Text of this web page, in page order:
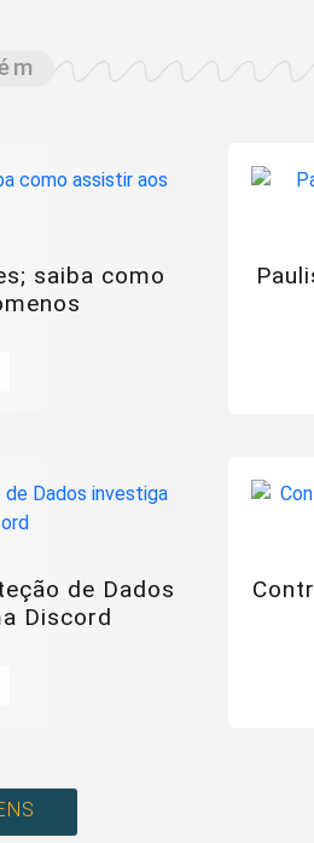
saiba como
de Dados
Discord